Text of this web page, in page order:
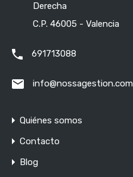
Derecha
C.P. 46005 - Valencia
691713088
info@nossagestion.com
Quiénes somos
Contacto
Blog